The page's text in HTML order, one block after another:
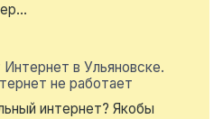
Интернет в Ульяновске.
не работает
интернет? Якобы